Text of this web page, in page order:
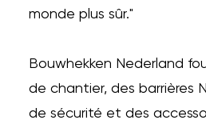
monde plus sûr."
Bouwhekken Nederland
de chantier, des barrières
de sécurité et des